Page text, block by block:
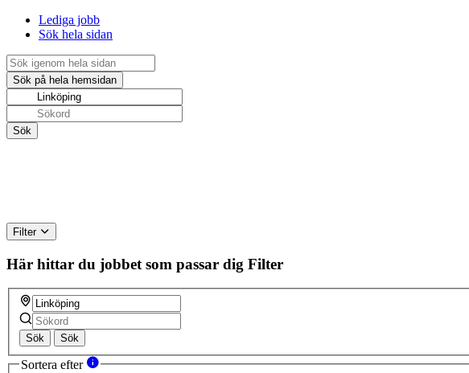
Lediga jobb
Sök hela sidan
Filter
Här hittar du jobbet som passar dig Filter
Sök Sök
Sortera efter